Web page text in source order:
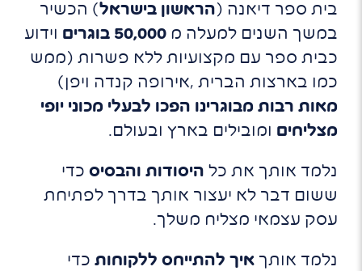
בית ספר דיאנה (הראשון בישראל) הכשיר
במשך השנים למעלה מ 50,000 בוגרים
וידוע
כבית ספר עם מקצועיות ללא פשרות (ממש
כמו בארצות הברית ,אירופה קנדה ויפן)
מאות רבות מבוגרינו הפכו לבעלי מכוני יופי
מצליחים ומובילים בארץ ובעולם.
נלמד אותך את כל היסודות והבסיס כדי
ששום דבר לא יעצור אותך בדרך לפתיחת
עסק עצמאי מצליח משלך.
נלמד אותך איך להתייחס ללקוחות כדי